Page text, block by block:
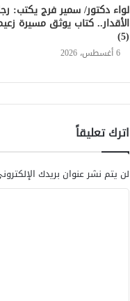
لواء دكتور/ سمير فرج يكتب:
الأقدار.. كتاب يوثق مسيرة
(5)
6 أغسطس، 2026
اترك تعليقاً
لن يتم نشر عنوان بريدك